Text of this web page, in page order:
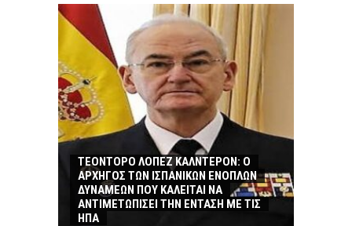
ΤΕΟΝΤΟΡΟ ΛΟΠΕΖ ΚΑΛΝΤΕΡΟΝ: O
ΑΡΧΗΓΟΣ ΤΩΝ ΙΣΠΑΝΙΚΩΝ ΕΝΟΠΛΩΝ
ΔΥΝΑΜΕΩΝ ΠΟΥ ΚΑΛΕΙΤΑΙ ΝΑ
ΑΝΤΙΜΕΤΩΠΙΣΕΙ ΤΗΝ ΕΝΤΑΣΗ ΜΕ ΤΙΣ
ΗΠΑ